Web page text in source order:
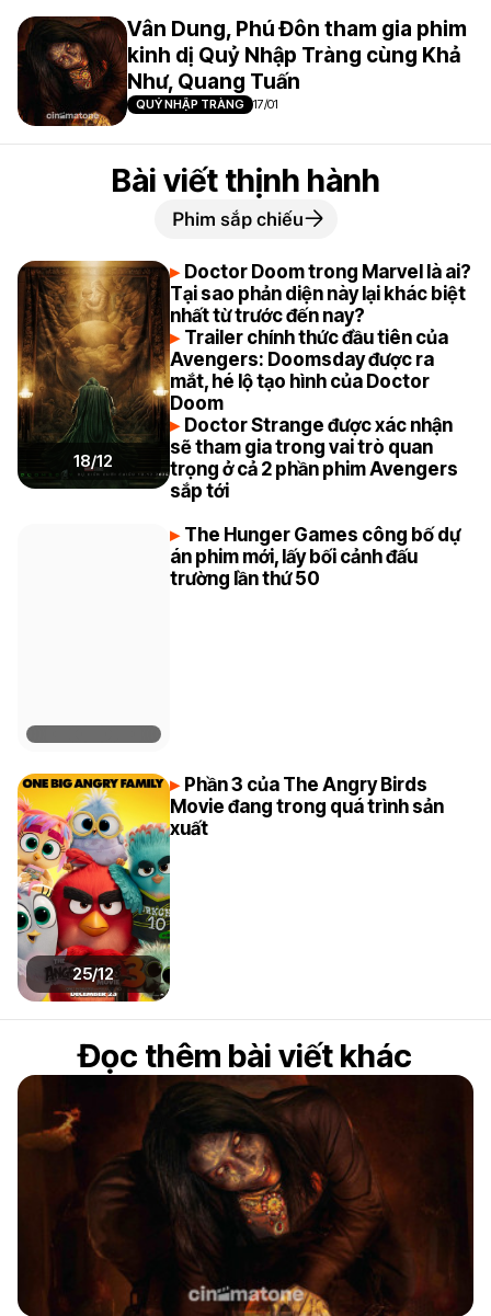
Vân Dung, Phú Đôn tham gia phim
kinh dị Quỷ Nhập Tràng cùng Khả
Như, Quang Tuấn
QUỶ NHẬP TRÀNG 17/01
Bài viết thịnh hành
Phim sắp chiếu
18/12
Doctor Doom trong Marvel là ai?
Tại sao phản diện này lại khác biệt
nhất từ trước đến nay?
Trailer chính thức đầu tiên của
Avengers: Doomsday được ra
mắt, hé lộ tạo hình của Doctor
Doom
Doctor Strange được xác nhận
sẽ tham gia trong vai trò quan
trọng ở cả 2 phần phim Avengers
sắp tới
The Hunger Games công bố dự
án phim mới, lấy bối cảnh đấu
trường lần thứ 50
25/12
Phần 3 của The Angry Birds
Movie đang trong quá trình sản
xuất
Đọc thêm bài viết khác